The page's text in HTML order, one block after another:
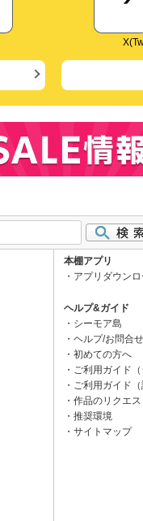
本棚アプリ
アプリダウンロ
ヘルプ&ガイド
シーモア島
ヘルプ/お問合せ
初めての方へ
ご利用ガイド（
ご利用ガイド（
作品のリクエス
推奨環境
サイトマップ